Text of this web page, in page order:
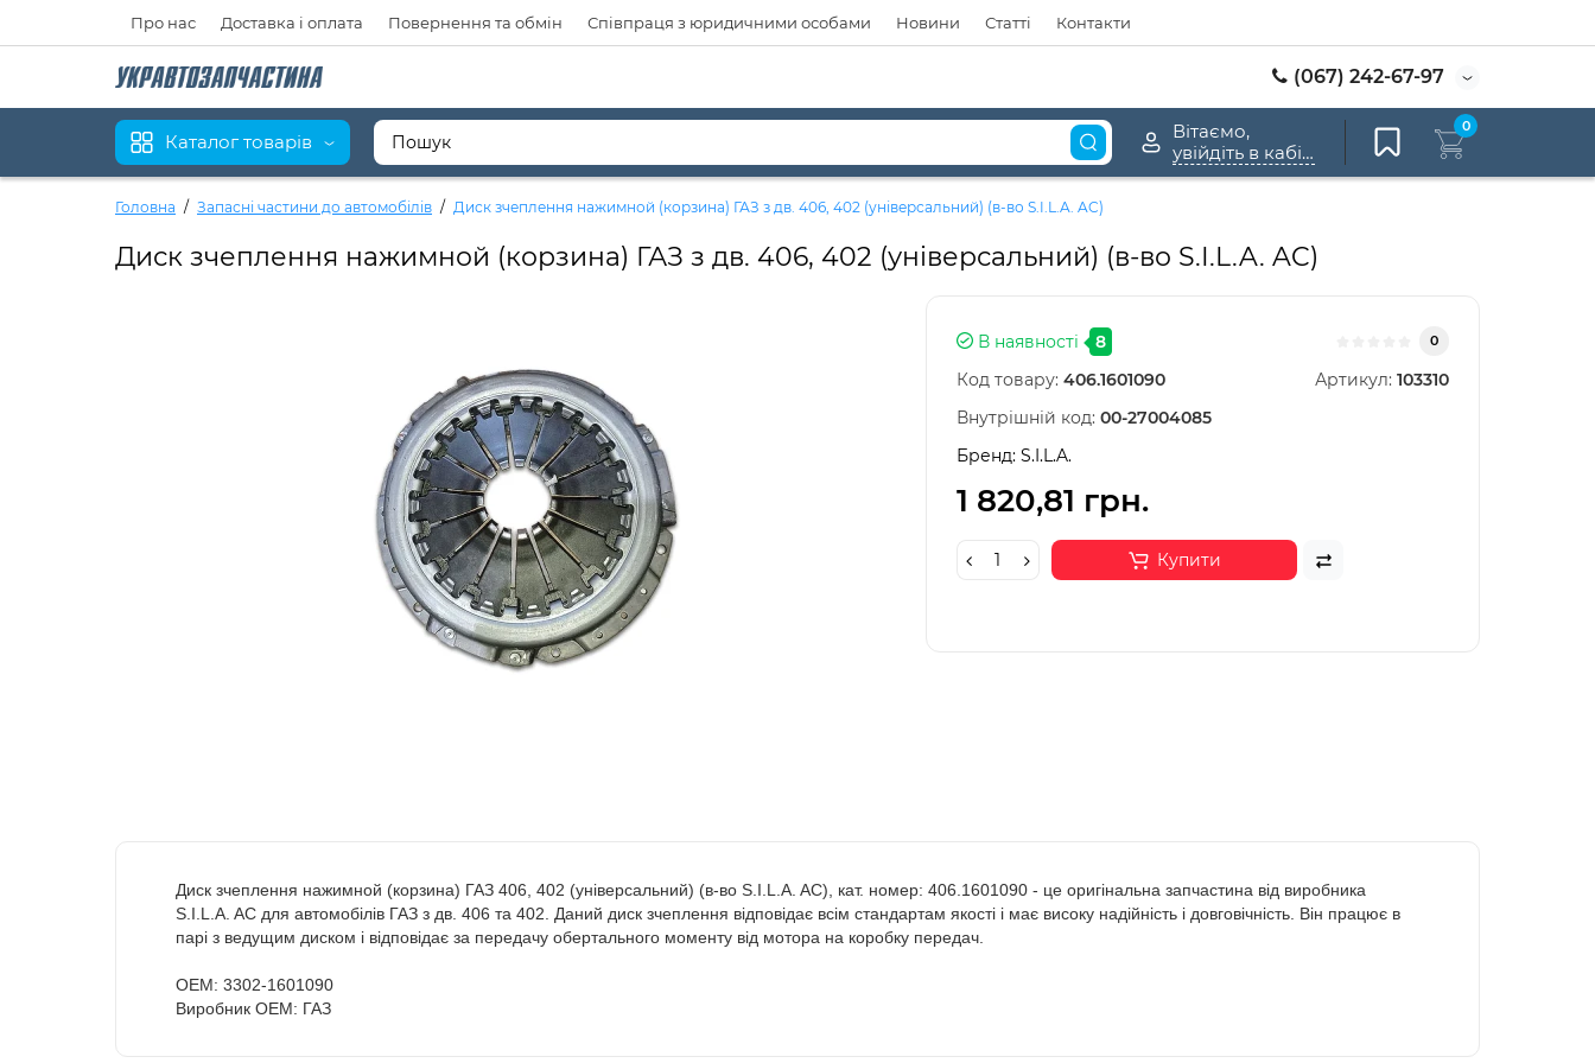
Про нас Доставка і оплата Повернення та обмін Співпраця з юридичними особами Новини Статті Контакти
(067) 242-67-97
Каталог товарів
Вітаємо,
увійдіть в кабінет
0
Головна Запасні частини до автомобілів Диск зчеплення нажимной (корзина) ГАЗ з дв. 406, 402 (універсальний) (в-во S.I.L.A. AC)
Диск зчеплення нажимной (корзина) ГАЗ з дв. 406, 402 (універсальний) (в-во S.I.L.A. AC)
В наявності 8 0
Код товару: 406.1601090 Артикул: 103310
Внутрішній код: 00-27004085
Бренд: S.I.L.A.
1 820,81 грн.
Купити
Диск зчеплення нажимной (корзина) ГАЗ 406, 402 (універсальний) (в-во S.I.L.A. AC), кат. номер: 406.1601090 - це оригінальна запчастина від виробника
S.I.L.A. AC для автомобілів ГАЗ з дв. 406 та 402. Даний диск зчеплення відповідає всім стандартам якості і має високу надійність і довговічність. Він працює в
парі з ведущим диском і відповідає за передачу обертального моменту від мотора на коробку передач.
OEM: 3302-1601090
Виробник OEM: ГАЗ